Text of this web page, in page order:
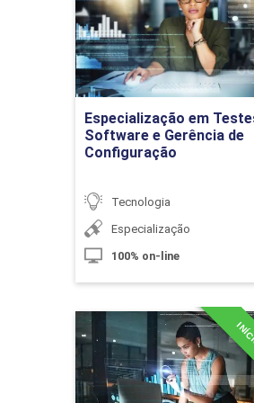
SCRUM)
10h
Scrum
Método XP e suas
Especialização em
Software e Gerência de
Configuração
Tecnologia
Especialização
100% on-line
Detalhes do
Transformação
Detalhes do